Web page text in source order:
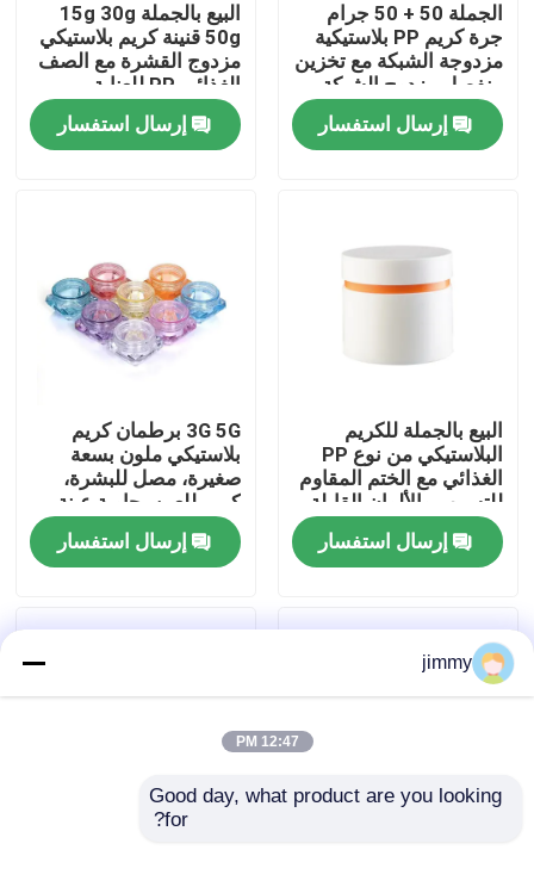
معلومات عنا
جولة في المعمل
رقابة جودة
اتصل بنا
حالات
الجملة 50 + 50 جرام
جرة كريم PP بلاستيكية
مزدوجة الشبكة مع تخزين
منفصل مزدوج الشبكة
لمنتجات العناية بالبشرة
إرسال استفسار
البيع بالجملة 15g 30g
50g قنينة كريم بلاستيكي
مزدوج القشرة مع الصف
الغذائي PP للعناية
بالبشرة والكريمات
التجميليةإرسال استفسار
البيع بالجملة للكريم
البلاستيكي من نوع PP
الغذائي مع الختم المقاوم
للتسرب والألوان القابلة
للتخصيص للكريم
التجميليإرسال استفسار
3G 5G برطمان كريم
بلاستيكي ملون بسعة
صغيرة، مصل للبشرة،
كريم للعين، حاوية عينة
إرسال استفسار
jimmy
12:47 PM
Good day, what product are you looking
for?